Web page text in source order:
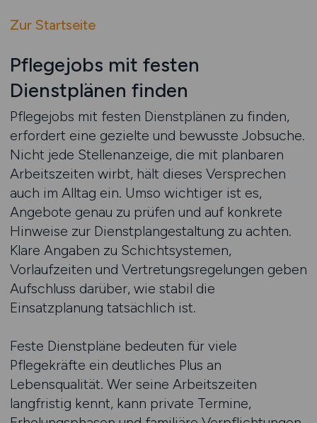
Zur Startseite
Pflegejobs mit festen
Dienstplänen finden
Pflegejobs mit festen Dienstplänen zu finden,
erfordert eine gezielte und bewusste Jobsuche.
Nicht jede Stellenanzeige, die mit planbaren
Arbeitszeiten wirbt, hält dieses Versprechen
auch im Alltag ein. Umso wichtiger ist es,
Angebote genau zu prüfen und auf konkrete
Hinweise zur Dienstplangestaltung zu achten.
Klare Angaben zu Schichtsystemen,
Vorlaufzeiten und Vertretungsregelungen geben
Aufschluss darüber, wie stabil die
Einsatzplanung tatsächlich ist.
Feste Dienstpläne bedeuten für viele
Pflegekräfte ein deutliches Plus an
Lebensqualität. Wer seine Arbeitszeiten
langfristig kennt, kann private Termine,